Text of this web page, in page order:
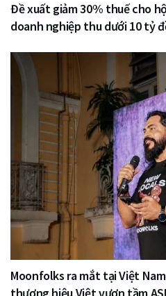
Đề xuất giảm 30% thuế cho
doanh nghiệp thu dưới 10 tỷ
Moonfolks ra mắt tại Việt